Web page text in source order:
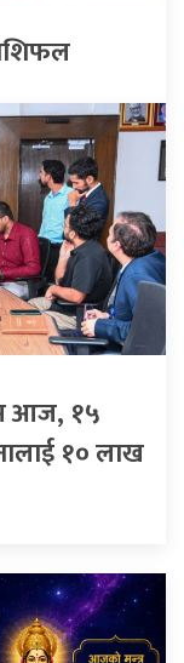
आज, १५
१० लाख